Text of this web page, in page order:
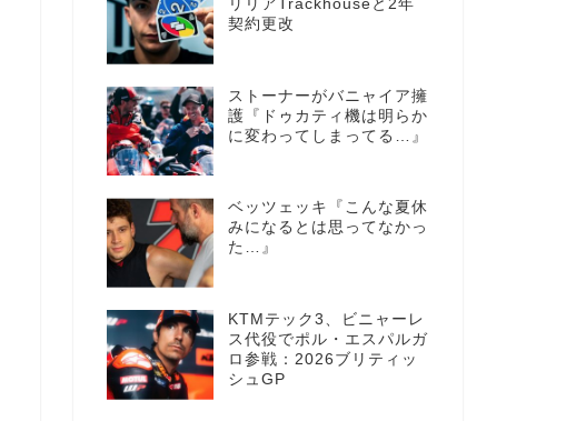
リリアTrackhouseと2年
契約更改
ストーナーがバニャイア擁
護『ドゥカティ機は明らか
に変わってしまってる…』
ベッツェッキ『こんな夏休
みになるとは思ってなかっ
た…』
KTMテック3、ビニャーレ
ス代役でポル・エスパルガ
ロ参戦：2026ブリティッ
シュGP